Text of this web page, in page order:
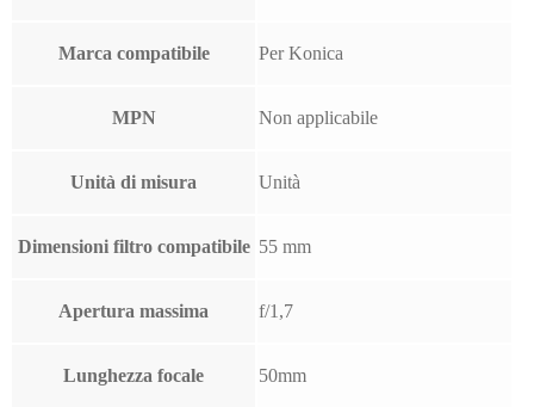
Marca compatibile Per Konica
MPN Non applicabile
Unità di misura Unità
Dimensioni filtro compatibile 55 mm
Apertura massima f/1,7
Lunghezza focale 50mm